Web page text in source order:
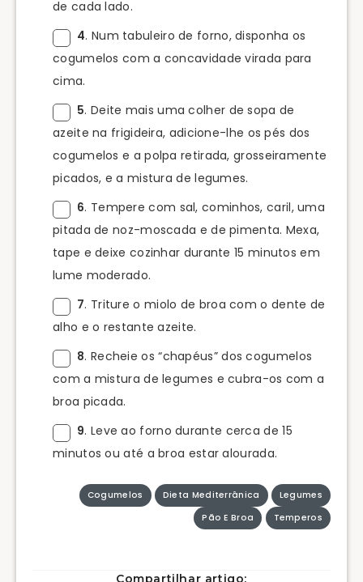
de cada lado.
4. Num tabuleiro de forno, disponha os
cogumelos com a concavidade virada para
cima.
5. Deite mais uma colher de sopa de
azeite na frigideira, adicione-lhe os pés dos
cogumelos e a polpa retirada, grosseiramente
picados, e a mistura de legumes.
6. Tempere com sal, cominhos, caril, uma
pitada de noz-moscada e de pimenta. Mexa,
tape e deixe cozinhar durante 15 minutos em
lume moderado.
7. Triture o miolo de broa com o dente de
alho e o restante azeite.
8. Recheie os “chapéus” dos cogumelos
com a mistura de legumes e cubra-os com a
broa picada.
9. Leve ao forno durante cerca de 15
minutos ou até a broa estar alourada.
Cogumelos Dieta Mediterrânica
Legumes
Pão E Broa
Temperos
Compartilhar artigo: